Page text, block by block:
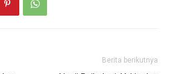
Berita berikutnya